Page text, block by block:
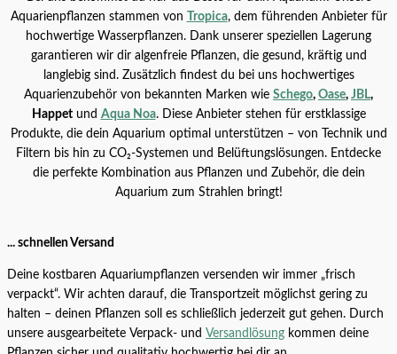
Angebot!
Chihiros WRGB Universal LED
TROPICA CO2 SYSTEM NANO
Alle Produkte79,99€
Aquarienpflanzen stammen von Tropica, dem führenden Anbieter für
hochwertige Wasserpflanzen. Dank unserer speziellen Lagerung
garantieren wir dir algenfreie Pflanzen, die gesund, kräftig und
langlebig sind. Zusätzlich findest du bei uns hochwertiges
Aquarienzubehör von bekannten Marken wie Schego, Oase, JBL,
Happetund Aqua Noa. Diese Anbieter stehen für erstklassige
Produkte, die dein Aquarium optimal unterstützen – von Technik und
Filtern bis hin zu CO₂-Systemen und Belüftungslösungen. Entdecke
die perfekte Kombination aus Pflanzen und Zubehör, die dein
Aquarium zum Strahlen bringt!
... schnellen Versand
Deine kostbaren Aquariumpflanzen versenden wir immer „frisch
verpackt“. Wir achten darauf, die Transportzeit möglichst gering zu
halten – deinen Pflanzen soll es schließlich jederzeit gut gehen. Durch
unsere ausgearbeitete Verpack- und Versandlösung kommen deine